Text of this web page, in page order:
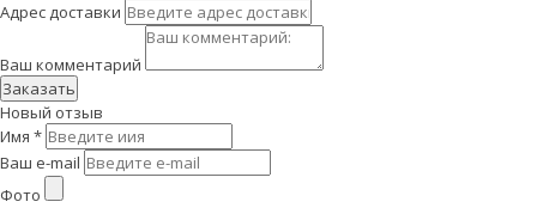
Адрес доставки
Ваш комментарий
Заказать
Новый отзыв
Имя *
Ваш e-mail
Фото